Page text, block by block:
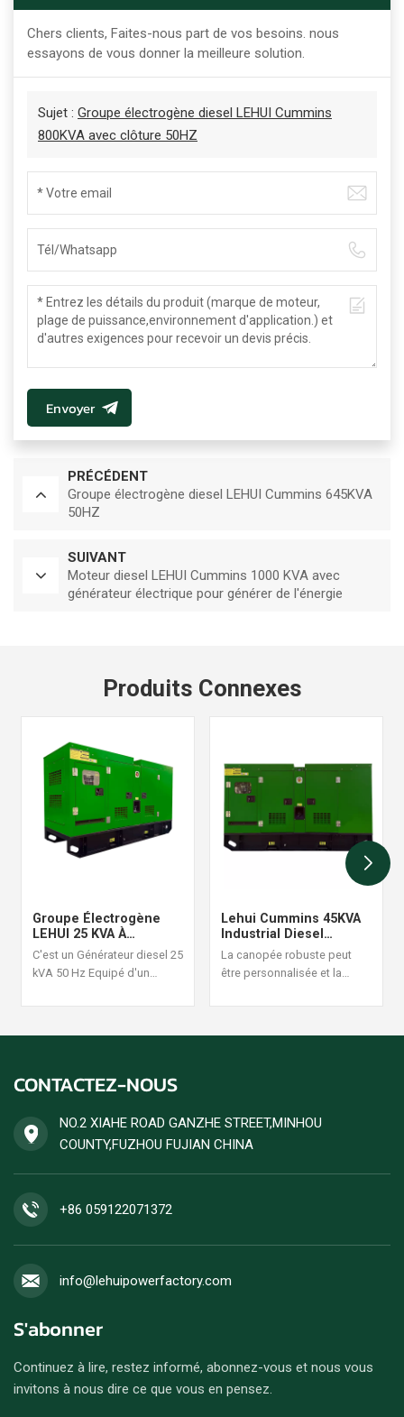
Chers clients, Faites-nous part de vos besoins. nous
essayons de vous donner la meilleure solution.
Sujet : Groupe électrogène diesel LEHUI Cummins
800KVA avec clôture 50HZ
Envoyer
PRÉCÉDENT
Groupe électrogène diesel LEHUI Cummins 645KVA
50HZ
SUIVANT
Moteur diesel LEHUI Cummins 1000 KVA avec
générateur électrique pour générer de l'énergie
Produits Connexes
Groupe Électrogène
LEHUI 25 KVA À
Démarrage
Automatique Avec
Surveillance À Distance
C'est un Générateur diesel 25
kVA 50 Hz Equipé d'un
est adapté aux situations
rendement énergétique
groupes électrogènes diesel
sont acceptées.
Lehui Cummins 45KVA
Industrial Diesel
Generator Set 60Hz
La canopée robuste peut
être personnalisée et la
est raisonnable et fiable, une
CONTACTEZ-NOUS
NO.2 XIAHE ROAD GANZHE STREET,MINHOU
COUNTY,FUZHOU FUJIAN CHINA
+86 059122071372
info@lehuipowerfactory.com
S'abonner
Continuez à lire, restez informé, abonnez-vous et nous vous
invitons à nous dire ce que vous en pensez.